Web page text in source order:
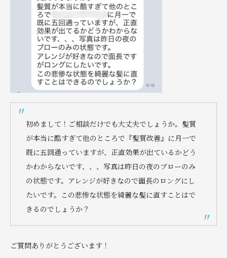
初めまして！ご相談だけでも大丈夫でしょうか。髪質
が本当に酷すぎて他のところで『髪質改善』に月一で
既に五回通っていますが、正直効果が出ているかどう
かわからないです、、、写真は昨日の夜のブローのみ
の状態です。アレンジが好きなので面長のロングにし
たいです。この悲惨な状態を綺麗な髪に直すことはで
きるのでしょうか？
ご質問ありがとうございます！